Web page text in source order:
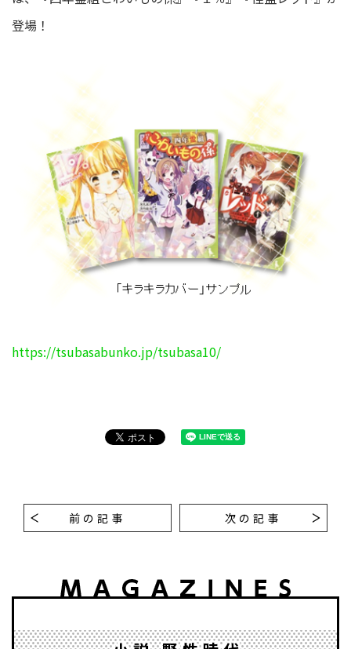
登場！
https://tsubasabunko.jp/tsubasa10/
前の記事 次の記事